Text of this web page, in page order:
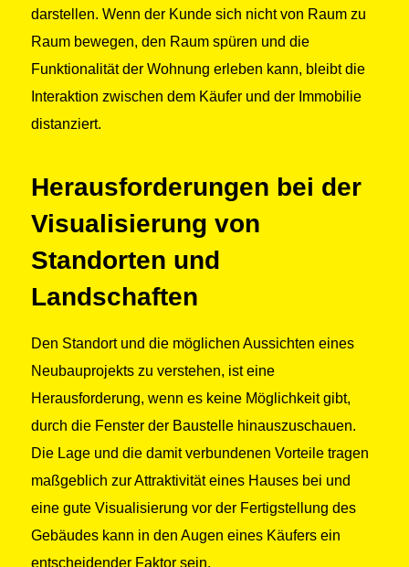
darstellen. Wenn der Kunde sich nicht von Raum zu
Raum bewegen, den Raum spüren und die
Funktionalität der Wohnung erleben kann, bleibt die
Interaktion zwischen dem Käufer und der Immobilie
distanziert.
Herausforderungen bei der
Visualisierung von
Standorten und
Landschaften
Den Standort und die möglichen Aussichten eines
Neubauprojekts zu verstehen, ist eine
Herausforderung, wenn es keine Möglichkeit gibt,
durch die Fenster der Baustelle hinauszuschauen.
Die Lage und die damit verbundenen Vorteile tragen
maßgeblich zur Attraktivität eines Hauses bei und
eine gute Visualisierung vor der Fertigstellung des
Gebäudes kann in den Augen eines Käufers ein
entscheidender Faktor sein.